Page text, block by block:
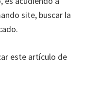
site, buscar la
este artículo de